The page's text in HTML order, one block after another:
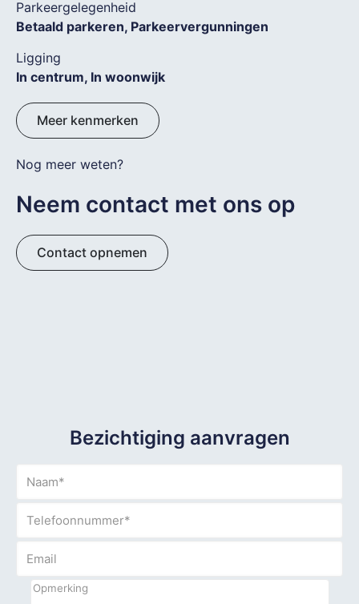
Parkeergelegenheid
Betaald parkeren, Parkeervergunningen
Ligging
In centrum, In woonwijk
Meer kenmerken
Nog meer weten?
Neem contact met ons op
Contact opnemen
Bezichtiging aanvragen